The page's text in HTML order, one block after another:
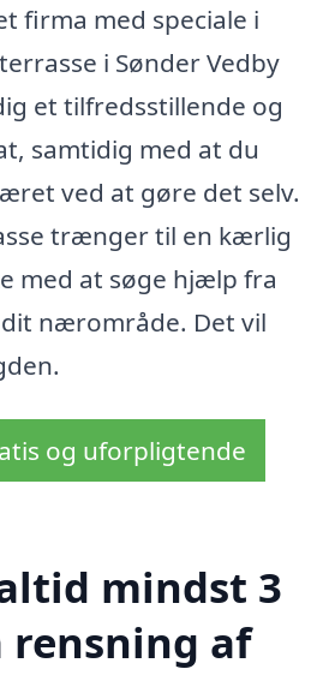
firma med speciale i
i Sønder Vedby
et tilfredsstillende og
samtidig med at du
ved at gøre det selv.
trænger til en kærlig
med at søge hjælp fra
nærområde. Det vil
og uforpligtende
mindst 3
af